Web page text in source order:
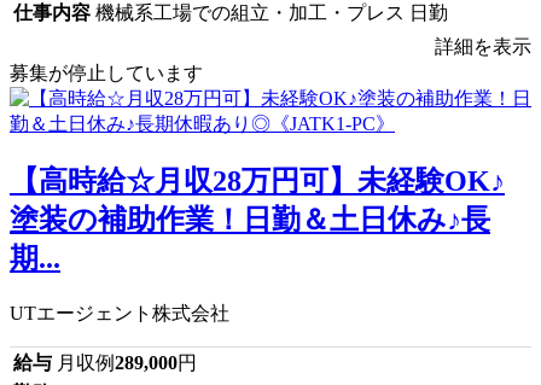
仕事内容 機械系工場での組立・加工・プレス 日勤
詳細を表示
募集が停止しています
【高時給☆月収28万円可】未経験OK♪
塗装の補助作業！日勤＆土日休み♪長
期...
UTエージェント株式会社
給与 月収例289,000円